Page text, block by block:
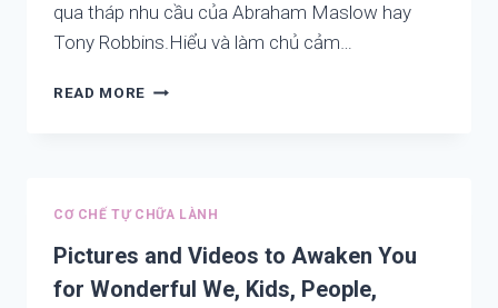
qua tháp nhu cầu của Abraham Maslow hay
Tony Robbins.Hiểu và làm chủ cảm…
READ MORE TÁC
LÝ,
XÚC
HỌC
CƠ CHẾ TỰ CHỮA LÀNH
Pictures and Videos to Awaken You
for Wonderful We, Kids, People,